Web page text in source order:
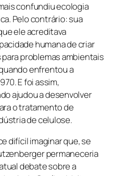
confundiu ecologia
Pelo contrário: sua
ele acreditava
humana de criar
problemas ambientais
enfrentou a
E foi assim,
ajudou a desenvolver
o tratamento de
de celulose.
difícil imaginar que, se
permaneceria
debate sobre a